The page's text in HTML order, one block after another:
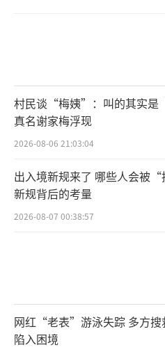
产应当谨慎，对于不熟
也无法规避信息不对称
村民谈“梅姨”：叫的其实是
真名谢家梅浮现
2026-08-06 21:03:04
出入境新规来了 哪些人会被“
新规背后的考量
2026-08-07 00:38:57
网红“老表”游泳失踪 多方搜
陷入困境